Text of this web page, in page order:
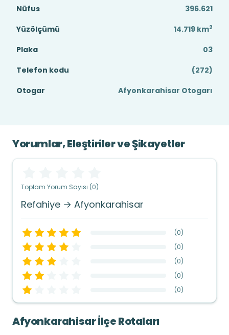
Nüfus
396.621
Yüzölçümü
14.719 km2
Plaka
03
Telefon kodu
(272)
Otogar
Afyonkarahisar Otogarı
Yorumlar, Eleştiriler ve Şikayetler
Toplam Yorum Sayısı (0)
Refahiye → Afyonkarahisar
(0)
(0)
(0)
(0)
(0)
Afyonkarahisar İlçe Rotaları